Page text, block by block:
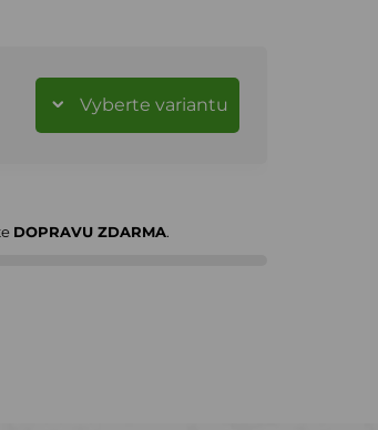
Vyberte variantu
DOPRAVU ZDARMA.